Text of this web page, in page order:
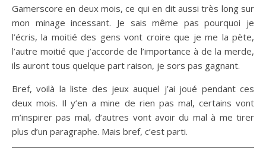
Gamerscore en deux mois, ce qui en dit aussi très long sur
mon minage incessant. Je sais même pas pourquoi je
l’écris, la moitié des gens vont croire que je me la pète,
l’autre moitié que j’accorde de l’importance à de la merde,
ils auront tous quelque part raison, je sors pas gagnant.
Bref, voilà la liste des jeux auquel j’ai joué pendant ces
deux mois. Il y’en a mine de rien pas mal, certains vont
m’inspirer pas mal, d’autres vont avoir du mal à me tirer
plus d’un paragraphe. Mais bref, c’est parti.